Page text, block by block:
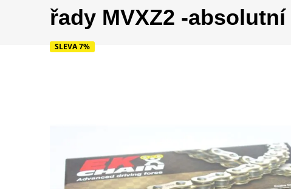
řady MVXZ2 -
SLEVA 7%